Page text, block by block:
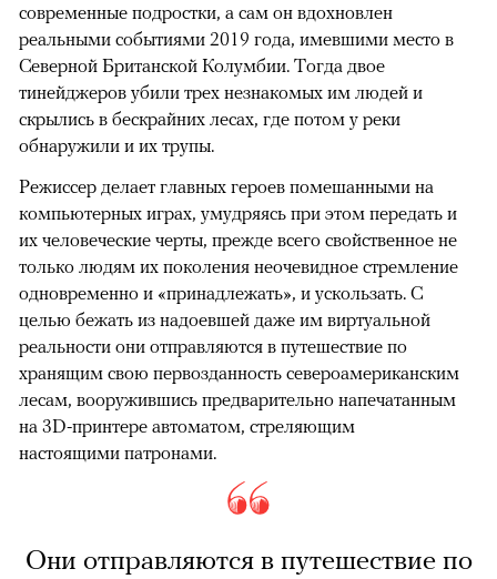
современные подростки, а сам он вдохновлен
реальными событиями 2019 года, имевшими место в
Северной Британской Колумбии. Тогда двое
тинейджеров убили трех незнакомых им людей и
скрылись в бескрайних лесах, где потом у реки
обнаружили и их трупы.
Режиссер делает главных героев помешанными на
компьютерных играх, умудряясь при этом передать и
их человеческие черты, прежде всего свойственное не
только людям их поколения неочевидное стремление
одновременно и «принадлежать», и ускользать. С
целью бежать из надоевшей даже им виртуальной
реальности они отправляются в путешествие по
хранящим свою первозданность североамериканским
лесам, вооружившись предварительно напечатанным
на 3D-принтере автоматом, стреляющим
настоящими патронами.
Они отправляются в путешествие по